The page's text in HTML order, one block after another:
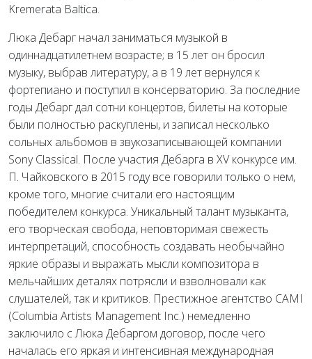
Kremerata Baltica.
Люка Дебарг начал заниматься музыкой в
одиннадцатилетнем возрасте; в 15 лет он бросил
музыку, выбрав литературу, а в 19 лет вернулся к
фортепиано и поступил в консерваторию. За последние
годы Дебарг дал сотни концертов, билеты на которые
были полностью раскуплены, и записал несколько
сольных альбомов в звукозаписывающей компании
Sony Classical. После участия Дебарга в XV конкурсе им.
П. Чайковского в 2015 году все говорили только о нем,
кроме того, многие считали его настоящим
победителем конкурса. Уникальный талант музыканта,
его творческая свобода, неповторимая свежесть
интерпретаций, способность создавать необычайно
яркие образы и выражать мысли композитора в
мельчайших деталях потрясли и взволновали как
слушателей, так и критиков. Престижное агентство CAMI
(Columbia Artists Management Inc.) немедленно
заключило с Люка Дебаргом договор, после чего
началась его яркая и интенсивная международная